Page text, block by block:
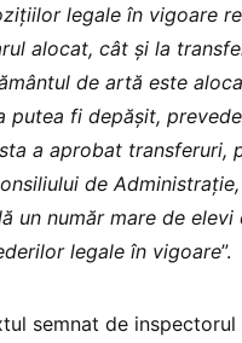
legale în vigoare
alocat, cât şi la
de artă este
putea fi depășit,
a aprobat transferuri,
de
un număr mare de
legale în vigoare”.
semnat de